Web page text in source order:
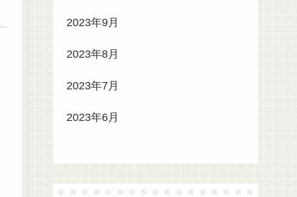
2023年9月
2023年8月
2023年7月
2023年6月